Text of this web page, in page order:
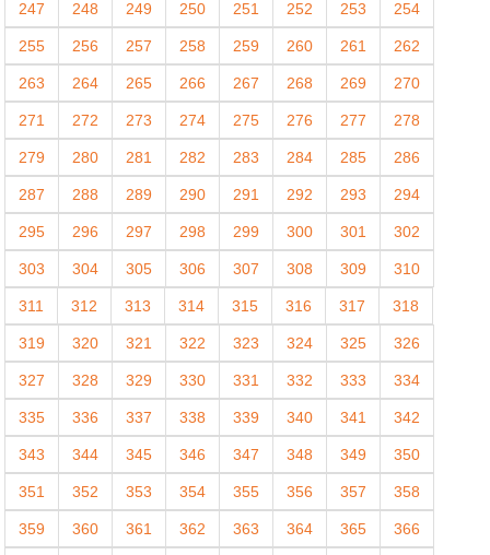
247 248 249 250 251 252 253 254
255 256 257 258 259 260 261 262
263 264 265 266 267 268 269 270
271 272 273 274 275 276 277 278
279 280 281 282 283 284 285 286
287 288 289 290 291 292 293 294
295 296 297 298 299 300 301 302
303 304 305 306 307 308 309 310
311 312 313 314 315 316 317 318
319 320 321 322 323 324 325 326
327 328 329 330 331 332 333 334
335 336 337 338 339 340 341 342
343 344 345 346 347 348 349 350
351 352 353 354 355 356 357 358
359 360 361 362 363 364 365 366